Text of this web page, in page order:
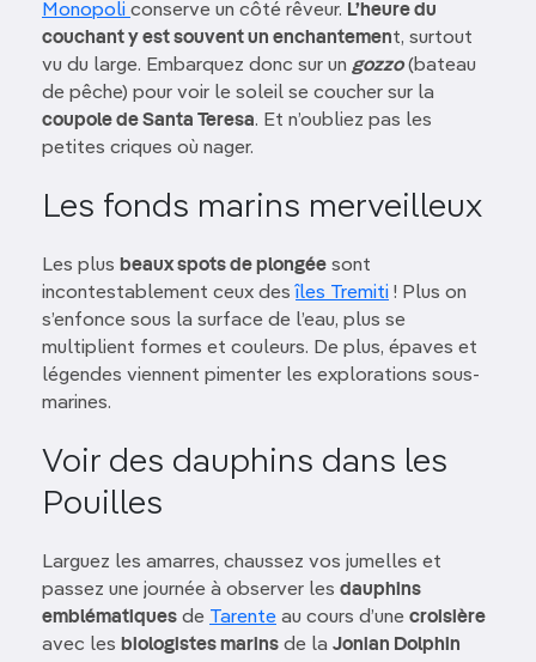
Monopoli conserve un côté rêveur. L’heure du
couchant y est souvent un enchantement, surtout
vu du large. Embarquez donc sur un gozzo (bateau
de pêche) pour voir le soleil se coucher sur la
coupole de Santa Teresa. Et n’oubliez pas les
petites criques où nager.
Les fonds marins merveilleux
Les plus beaux spots de plongée sont
incontestablement ceux desîles Tremiti ! Plus on
s’enfonce sous la surface de l’eau, plus se
multiplient formes et couleurs. De plus, épaves et
légendes viennent pimenter les explorations sous-
marines.
Voir des dauphins dans les
Pouilles
Larguez les amarres, chaussez vos jumelles et
passez une journée à observer les dauphins
emblématiques de Tarente au cours d’une croisière
avec les biologistes marins de la Jonian Dolphin